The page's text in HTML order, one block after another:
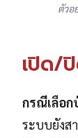
ตัวอ
เปิด/
กรณีเลือก
ระบบยังส